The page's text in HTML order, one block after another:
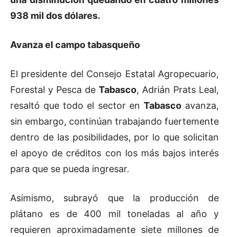
938 mil dos dólares.
Avanza el campo tabasqueño
El presidente del Consejo Estatal Agropecuario,
Forestal y Pesca de Tabasco, Adrián Prats Leal,
resaltó que todo el sector en Tabascoavanza,
sin embargo, continúan trabajando fuertemente
dentro de las posibilidades, por lo que solicitan
el apoyo de créditos con los más bajos interés
para que se pueda ingresar.
Asimismo, subrayó que la producción de
plátano es de 400 mil toneladas al año y
requieren aproximadamente siete millones de